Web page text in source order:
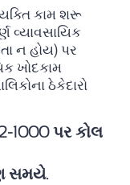
કામ શરૂ
વ્યાવસાયિક
ન હોય) પર
ખોદકામ
ઠેકેદારો
1000 પર કોલ
સમયે.